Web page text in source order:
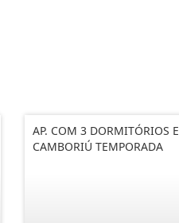
AP. COM 3 DORMITÓRIOS
CAMBORIÚ TEMPORADA